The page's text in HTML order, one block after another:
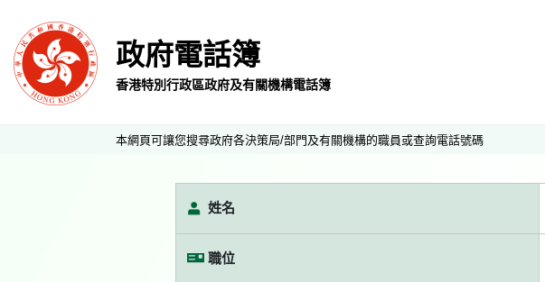
政府電話簿
香港特別行政區政府及有關機構電話簿
本網頁可讓您搜尋政府各決策局/部門及有關機構的職員或查詢電話號碼
姓名
職位